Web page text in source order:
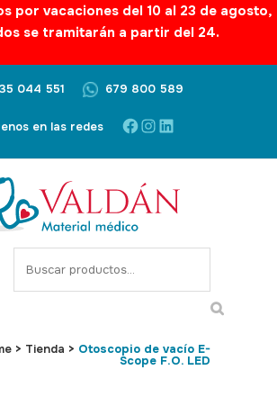
por vacaciones del 10 al 23 de agosto,
se tramitarán a partir del 24.
044 551 679 800 589
en las redes Facebook
Instagram
LinkedIn
S
e
c
> Tienda > Otoscopio de vacío E-
Scope F.O. LED